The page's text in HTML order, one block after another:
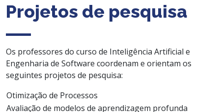
Projetos de pesquisa
Os professores do curso de Inteligência Artificial e
Engenharia de Software coordenam e orientam os
seguintes projetos de pesquisa:
Otimização de Processos
Avaliação de modelos de aprendizagem profunda